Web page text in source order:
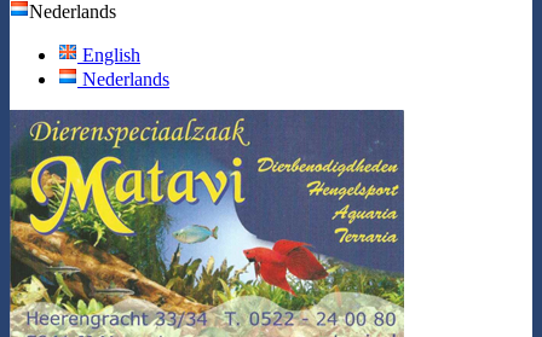
Nederlands
English
Nederlands